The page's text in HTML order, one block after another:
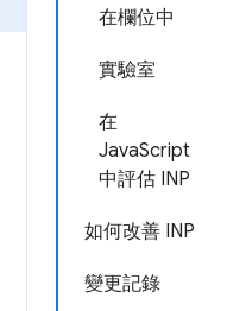
在欄位中
實驗室
在
JavaScript
中評估 INP
如何改善 INP
變更記錄